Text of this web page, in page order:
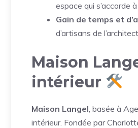
espace qui s’accorde
Gain de temps et
d’artisans de
Maison
intérieur
Maison Langel, basée à
intérieur. Fondée par